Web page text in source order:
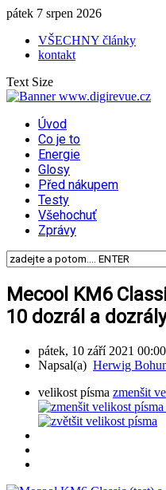
pátek 7 srpen 2026
VŠECHNY články
kontakt
Text Size
Úvod
Co je to
Energie
Glosy
Před nákupem
Testy
Všehochuť
Zprávy
Mecool KM6
10 dozrál a
pátek, 10 září 2021 00:00
Napsal(a) Herwig
velikost písma zmenšit